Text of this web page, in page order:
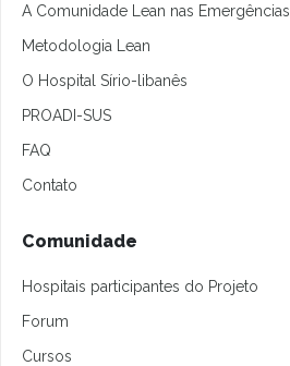
A Comunidade Lean nas Emergências
Metodologia Lean
O Hospital Sírio-libanês
PROADI-SUS
FAQ
Contato
Comunidade
Hospitais participantes do Projeto
Forum
Cursos